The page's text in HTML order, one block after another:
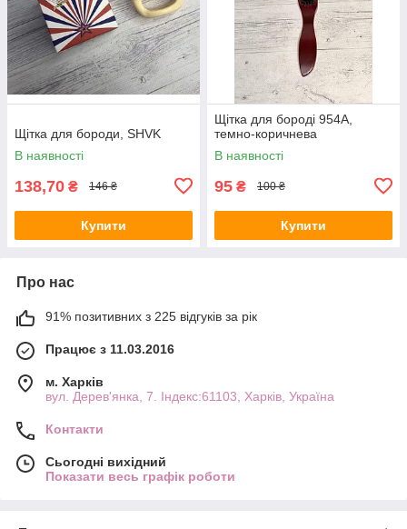
Щітка для бороди, SHVK
В наявності
138,70 ₴ 146 ₴
Купити
Щітка для бороді 954A,
темно-коричнева
В наявності
95 ₴ 100 ₴
Купити
Про нас
91% позитивних з 225 відгуків за рік
Працює з 11.03.2016
м. Харків
вул. Дерев'янка, 7. Індекс:61103, Харків, Україна
Контакти
Сьогодні вихідний
Показати весь графік роботи